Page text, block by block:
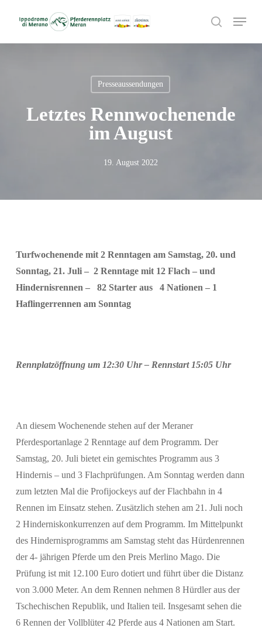
search
Menu
Presseaussendungen
Letztes Rennwochenende
im August
19. August 2022
Turfwochenende mit 2 Renntagen am Samstag, 20. und
Sonntag, 21. Juli – 2 Renntage mit 12 Flach – und
Hindernisrennen – 82 Starter aus 4 Nationen – 1
Haflingerrennen am Sonntag
Rennplatzöffnung um 12:30 Uhr – Rennstart 15:05 Uhr
An diesem Wochenende stehen auf der Meraner
Pferdesportanlage 2 Renntage auf dem Programm. Der
Samstag, 20. Juli bietet ein gemischtes Programm aus 3
Hindernis – und 3 Flachprüfungen. Am Sonntag werden dann
zum letzten Mal die Profijockeys auf der Flachbahn in 4
Rennen im Einsatz stehen. Zusätzlich stehen am 21. Juli noch
2 Hinderniskonkurrenzen auf dem Programm. Im Mittelpunkt
des Hindernisprogramms am Samstag steht das Hürdenrennen
der 4- jährigen Pferde um den Preis Merlino Mago. Die
Prüfung ist mit 12.100 Euro dotiert und führt über die Distanz
von 3.000 Meter. An dem Rennen nehmen 8 Hürdler aus der
Tschechischen Republik, und Italien teil. Insgesamt sehen die
6 Rennen der Vollblüter 42 Pferde aus 4 Nationen am Start.